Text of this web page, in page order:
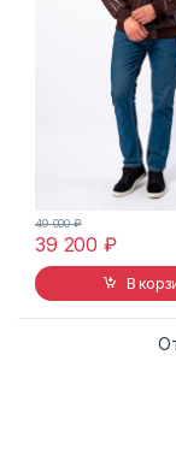
39 200₽
49 000₽
В